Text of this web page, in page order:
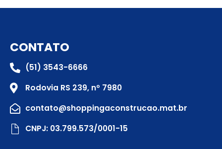
CONTATO
(51) 3543-6666
Rodovia RS 239, nº 7980
contato@shoppingaconstrucao.mat.br
CNPJ: 03.799.573/0001-15